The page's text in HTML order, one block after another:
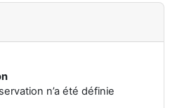
n’a été définie